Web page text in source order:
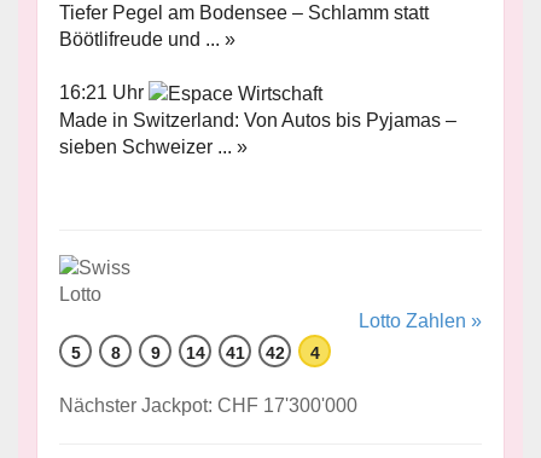
Tiefer Pegel am Bodensee – Schlamm statt
Böötlifreude und ... »
16:21 Uhr
Made in Switzerland: Von Autos bis Pyjamas –
sieben Schweizer ... »
Lotto Zahlen »
5 8 9 14 41 42 4
Nächster Jackpot: CHF 17'300'000